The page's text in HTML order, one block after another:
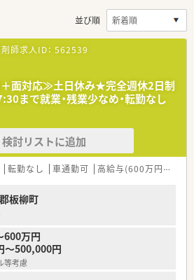
並び順
師求人ID： 562539
＋面対応≫土日休み★完全週休2日制
まで就業・残業少なめ・転勤なし
検討リストに追加
転勤なし 車通勤可 高給与(600万円以上)
板柳町
600万円
～500,000円
等考慮